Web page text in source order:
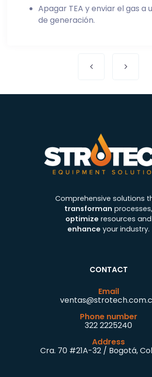
Apagar TEA y enviar el gas a
de generación.
Comprehensive solutions
transforman processes,
optimize resources and
enhance your industry.
CONTACT
Email
Phone number
322 2225240
Address
Cra. 70 #21A-32 / Bogotá,